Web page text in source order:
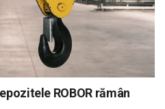
ROBOR rămân